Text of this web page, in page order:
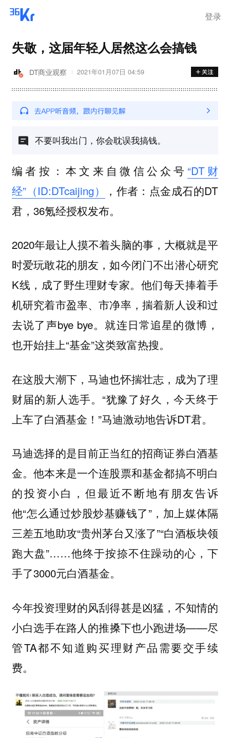
登录
失敬，这届年轻人居然这么会搞钱
DT商业观察 2021年01月07日 04:59
不要叫我出门，你会耽误我搞钱。
编者按：本文来自微信公众号 “DT财
经”（ID:DTcaijing）
，作者：点金成石的DT
君，36氪经授权发布。
2020年最让人摸不着头脑的事，大概就是平
时爱玩敢花的朋友，如今闭门不出潜心研究
K线，成了野生理财专家。他们每天捧着手
机研究着市盈率、市净率，揣着新人设和过
去说了声bye bye。就连日常追星的微博，
也开始挂上“基金”这类致富热搜。
在这股大潮下，马迪也怀揣壮志，成为了理
财届的新人选手。“犹豫了好久，今天终于
上车了白酒基金！”马迪激动地告诉DT君。
马迪选择的是目前正当红的招商证券白酒基
金。他本来是一个连股票和基金都搞不明白
的投资小白，但最近不断地有朋友告诉
他“怎么通过炒股炒基赚钱了”，加上媒体隔
三差五地助攻“贵州茅台又涨了”“白酒板块领
跑大盘”……他终于按捺不住躁动的心，下
手了3000元白酒基金。
今年投资理财的风刮得甚是凶猛，不知情的
小白选手在路人的推搡下也小跑进场——尽
管TA都不知道购买理财产品需要交手续
费。